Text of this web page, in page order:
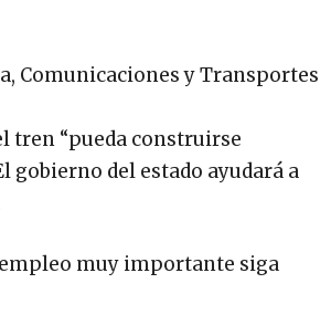
Comunicaciones y Transportes
tren “pueda construirse
gobierno del estado ayudará a
empleo muy importante siga